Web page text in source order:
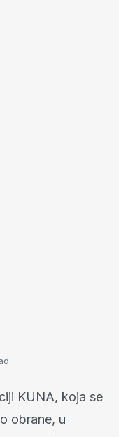
KUNA, koja se
obrane, u